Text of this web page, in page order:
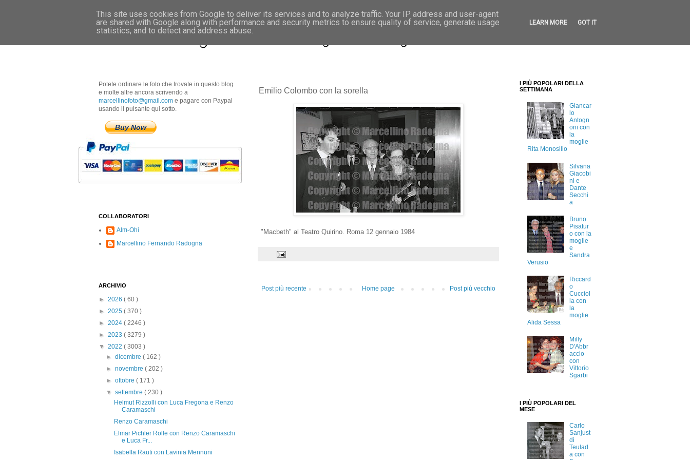
Marcellino Radogna - Fotonotizie per la stampa
Emilio Colombo con la sorella
"Macbeth" al Teatro Quirino. Roma 12 gennaio 1984
Post più recente Post più vecchio
Home page
Potete ordinare le foto che trovate in questo blog
e molte altre ancora scrivendo a
marcellinofoto@gmail.com e pagare con Paypal
usando il pulsante qui sotto.
Buy Now
COLLABORATORI
Alm-Ohi
Marcellino Fernando Radogna
ARCHIVIO
► 2026 ( 60 )
► 2025 ( 370 )
► 2024 ( 2246 )
► 2023 ( 3279 )
▼ 2022 ( 3003 )
►dicembre( 162 )
►novembre( 202 )
►ottobre( 171 )
▼settembre( 230 )
Helmut Rizzolli con Luca Fregona e Renzo
Caramaschi
Renzo Caramaschi
Elmar Pichler Rolle con Renzo Caramaschi
e Luca Fr...
Isabella Rauti con Lavinia Mennuni
I PIÙ POPOLARI DELLA
SETTIMANA
Giancar
lo
Antogn
oni con
la
moglie
Rita Monosilio
Silvana
Giacobi
ni e
Dante
Secchi
a
Bruno
Pisatur
o con la
moglie
e
Sandra
Verusio
Riccard
o
Cucciol
la con
la
moglie
Alida Sessa
Milly
D'Abbr
accio
con
Vittorio
Sgarbi
I PIÙ POPOLARI DEL
MESE
Carlo
Sanjust
di
Teulad
a con
This site uses cookies from Google to deliver its services and to analyze traffic. Your IP address and user-agent
are shared with Google along with performance and security metrics to ensure quality of service, generate usage
statistics, and to detect and address abuse.
LEARN MORE GOT IT